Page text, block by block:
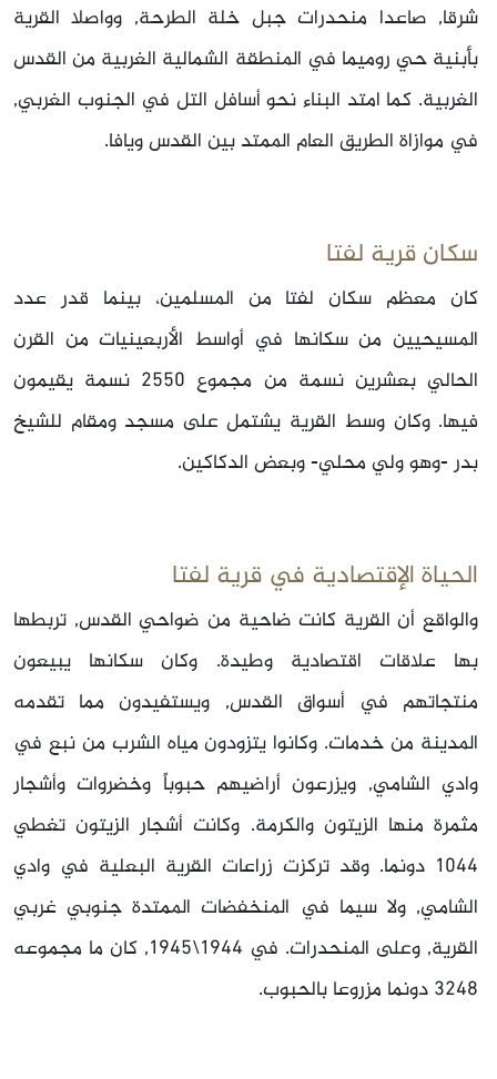
شرقا, صاعدا منحدرات جبل خلة الطرحة, وواصلا القرية
بأبنية حي روميما في المنطقة الشمالية الغربية من القدس
الغربية. كما امتد البناء نحو أسافل التل في الجنوب الغربي,
في موازاة الطريق العام الممتد بين القدس ويافا.
سكان قرية لفتا
كان معظم سكان لفتا من المسلمين، بينما قدر عدد
المسيحيين من سكانها في أواسط الأربعينيات من القرن
الحالي بعشرين نسمة من مجموع 2550 نسمة يقيمون
فيها. وكان وسط القرية يشتمل على مسجد ومقام للشيخ
بدر -وهو ولي محلي- وبعض الدكاكين.
الحياة الإقتصادية في قرية لفتا
والواقع أن القرية كانت ضاحية من ضواحي القدس, تربطها
بها علاقات اقتصادية وطيدة. وكان سكانها يبيعون
منتجاتهم في أسواق القدس, ويستفيدون مما تقدمه
المدينة من خدمات. وكانوا يتزودون مياه الشرب من نبع في
وادي الشامي, ويزرعون أراضيهم حبوباً وخضروات وأشجار
مثمرة منها الزيتون والكرمة. وكانت أشجار الزيتون تغطي
1044 دونما. وقد تركزت زراعات القرية البعلية في وادي
الشامي, ولا سيما في المنخفضات الممتدة جنوبي غربي
القرية, وعلى المنحدرات. في 1944\1945, كان ما مجموعه
3248 دونما مزروعا بالحبوب.